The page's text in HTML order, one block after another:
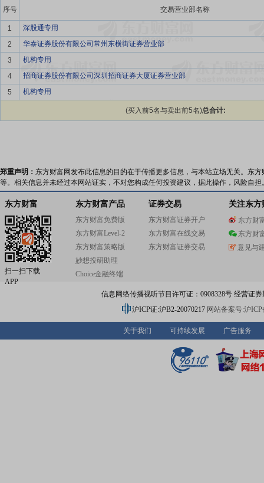
序号 交易营业部名称
1
深股通专用
2
华泰证券股份有限公司常州东横街证券营业部
3
机构专用
4
招商证券股份有限公司深圳招商证券大厦证券营业部
5
机构专用
(买入前5名与卖出前5名)总合计:
郑重声明： 东方财富网发布此信息的目的在于传播更多信息，与本站立场无关。东
等。相关信息并未经过本网站证实，不对您构成任何投资建议，据此操作，风险自担